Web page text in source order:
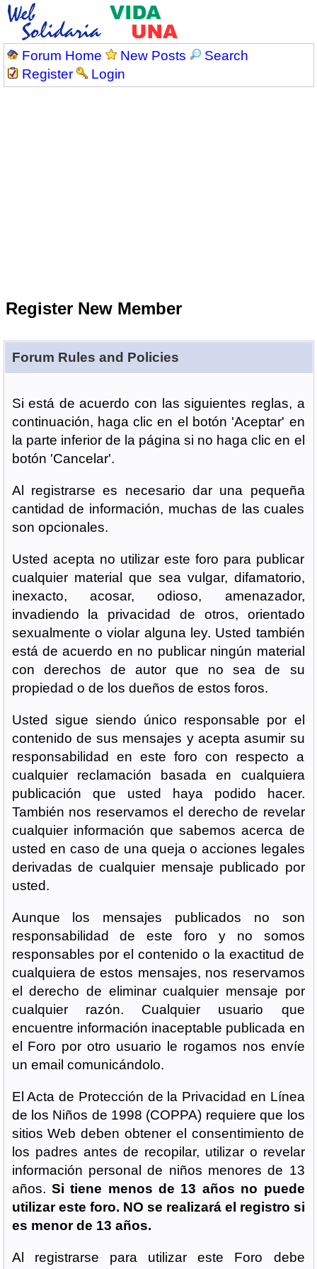
Forum Home New Posts
Search
Register
Login
Register New Member
Forum Rules and Policies
Si está de acuerdo con las siguientes reglas, a
continuación, haga clic en el botón 'Aceptar' en
la parte inferior de la página si no haga clic en el
botón 'Cancelar'.
Al registrarse es necesario dar una pequeña
cantidad de información, muchas de las cuales
son opcionales.
Usted acepta no utilizar este foro para publicar
cualquier material que sea vulgar, difamatorio,
inexacto, acosar, odioso, amenazador,
invadiendo la privacidad de otros, orientado
sexualmente o violar alguna ley. Usted también
está de acuerdo en no publicar ningún material
con derechos de autor que no sea de su
propiedad o de los dueños de estos foros.
Usted sigue siendo único responsable por el
contenido de sus mensajes y acepta asumir su
responsabilidad en este foro con respecto a
cualquier reclamación basada en cualquiera
publicación que usted haya podido hacer.
También nos reservamos el derecho de revelar
cualquier información que sabemos acerca de
usted en caso de una queja o acciones legales
derivadas de cualquier mensaje publicado por
usted.
Aunque los mensajes publicados no son
responsabilidad de este foro y no somos
responsables por el contenido o la exactitud de
cualquiera de estos mensajes, nos reservamos
el derecho de eliminar cualquier mensaje por
cualquier razón. Cualquier usuario que
encuentre información inaceptable publicada en
el Foro por otro usuario le rogamos nos envíe
un email comunicándolo.
El Acta de Protección de la Privacidad en Línea
de los Niños de 1998 (COPPA) requiere que los
sitios Web deben obtener el consentimiento de
los padres antes de recopilar, utilizar o revelar
información personal de niños menores de 13
años. Si tiene menos de 13 años no puede
utilizar este foro. NO se realizará el registro si
es menor de 13 años.
Al registrarse para utilizar este Foro debe